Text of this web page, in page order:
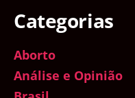
Categorias
Aborto
Análise e Opinião